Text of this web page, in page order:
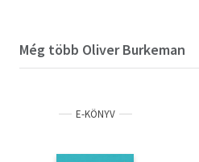
Még több Oliver Burkeman
E-KÖNYV